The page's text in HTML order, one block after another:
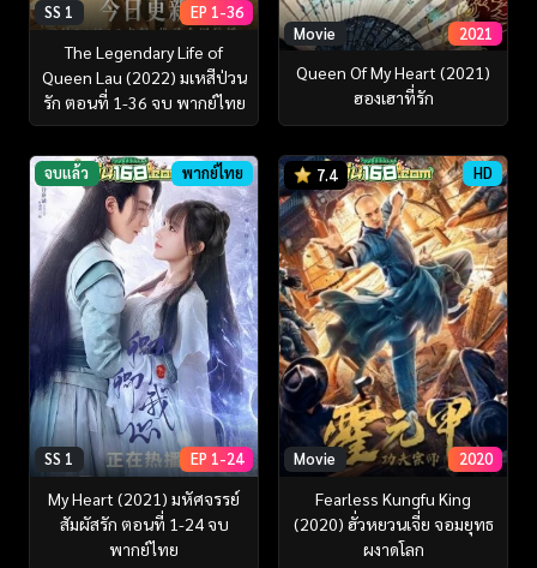
SS 1 EP 1-36
The Legendary Life of
Queen Lau (2022) มเหสีป่วน
รัก ตอนที่ 1-36 จบ พากย์ไทย
Movie 2021
Queen Of My Heart (2021)
ฮองเฮาที่รัก
จบแล้ว พากย์ไทย
SS 1 EP 1-24
My Heart (2021) มหัศจรรย์
สัมผัสรัก ตอนที่ 1-24 จบ
พากย์ไทย
7.4 HD
Movie 2020
Fearless Kungfu King
(2020) ฮั่วหยวนเจี่ย จอมยุทธ
ผงาดโลก